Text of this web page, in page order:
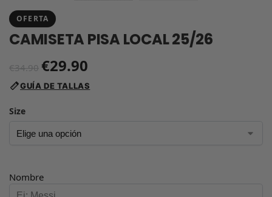
OFERTA
CAMISETA PISA LOCAL 25/26
€34.90 €29.90
GUÍA DE TALLAS
Size
Nombre